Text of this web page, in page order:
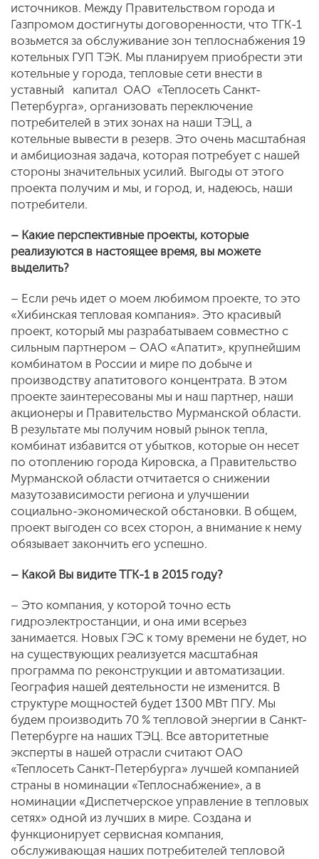
источников. Между Правительством города и
Газпромом достигнуты договоренности, что ТГК-1
возьмется за обслуживание зон теплоснабжения 19
котельных ГУП ТЭК. Мы планируем приобрести эти
котельные у города, тепловые сети внести в
уставный капитал ОАО «Теплосеть Санкт-
Петербурга», организовать переключение
потребителей в этих зонах на наши ТЭЦ, а
котельные вывести в резерв. Это очень масштабная
и амбициозная задача, которая потребует с нашей
стороны значительных усилий. Выгоды от этого
проекта получим и мы, и город, и, надеюсь, наши
потребители.
– Какие перспективные проекты, которые
реализуются в настоящее время, вы можете
выделить?
– Если речь идет о моем любимом проекте, то это
«Хибинская тепловая компания». Это красивый
проект, который мы разрабатываем совместно с
сильным партнером – ОАО «Апатит», крупнейшим
комбинатом в России и мире по добыче и
производству апатитового концентрата. В этом
проекте заинтересованы мы и наш партнер, наши
акционеры и Правительство Мурманской области.
В результате мы получим новый рынок тепла,
комбинат избавится от убытков, которые он несет
по отоплению города Кировска, а Правительство
Мурманской области отчитается о снижении
мазутозависимости региона и улучшении
социально-экономической обстановки. В общем,
проект выгоден со всех сторон, а внимание к нему
обязывает закончить его успешно.
– Какой Вы видите ТГК-1 в 2015 году?
– Это компания, у которой точно есть
гидроэлектростанции, и она ими всерьез
занимается. Новых ГЭС к тому времени не будет, но
на существующих реализуется масштабная
программа по реконструкции и автоматизации.
География нашей деятельности не изменится. В
структуре мощностей будет 1300 МВт ПГУ. Мы
будем производить 70 % тепловой энергии в Санкт-
Петербурге на наших ТЭЦ. Все авторитетные
эксперты в нашей отрасли считают ОАО
«Теплосеть Санкт-Петербурга» лучшей компанией
страны в номинации «Теплоснабжение», а в
номинации «Диспетчерское управление в тепловых
сетях» одной из лучших в мире. Создана и
функционирует сервисная компания,
обслуживающая наших потребителей тепловой